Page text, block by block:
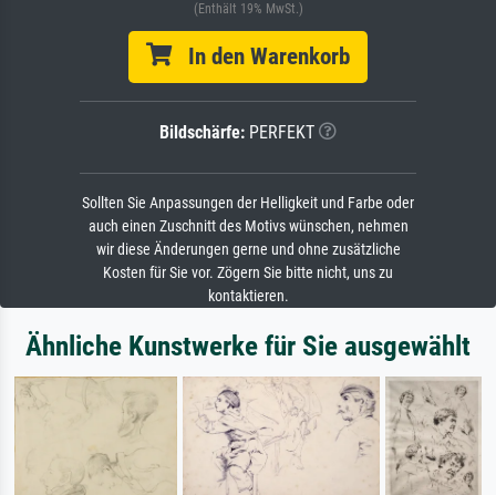
(Enthält 19% MwSt.)
In den Warenkorb
Bildschärfe: PERFEKT
Sollten Sie Anpassungen der Helligkeit und Farbe oder
auch einen Zuschnitt des Motivs wünschen, nehmen
wir diese Änderungen gerne und ohne zusätzliche
Kosten für Sie vor. Zögern Sie bitte nicht, uns zu
kontaktieren.
Ähnliche Kunstwerke für Sie ausgewählt